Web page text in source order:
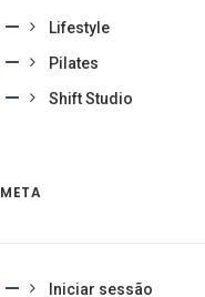
Lifestyle
Pilates
Shift Studio
META
Iniciar sessão